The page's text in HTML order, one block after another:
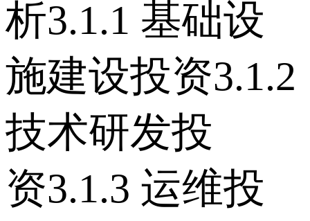
析 3.1.1 基础设
施建设投资 3.1.2
技术研发投
资 3.1.3 运维投